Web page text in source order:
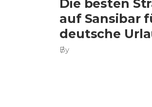
Die besten
auf Sansibar
deutsche
By